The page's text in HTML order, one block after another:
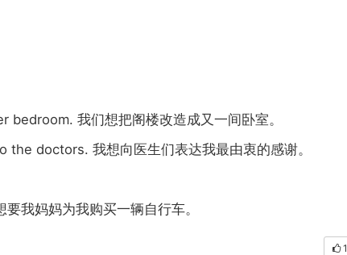
bedroom. 我们想把阁楼改造成又一间卧室。
the doctors. 我想向医生们表达我最由衷的感谢。
要我妈妈为我购买一辆自行车。
1